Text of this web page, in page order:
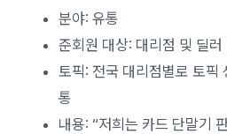
분야: 유통
준회원 대상: 대리점 및 딜러
토픽: 전국 대리점별로 토픽
통
내용: “저희는 카드 단말기